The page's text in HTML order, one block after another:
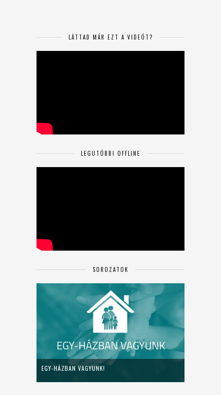
LÁTTAD MÁR EZT A VIDEÓT?
LEGUTÓBBI OFFLINE
SOROZATOK
EGY-HÁZBAN VAGYUNK!